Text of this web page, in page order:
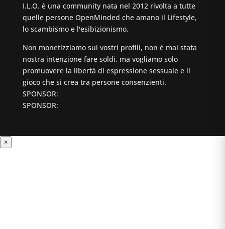
I.L.O. è una community nata nel 2012 rivolta a tutte
quelle persone OpenMinded che amano il Lifestyle,
lo scambismo e l'esibizionismo.
Non monetizziamo sui vostri profili, non è mai stata
nostra intenzione fare soldi, ma vogliamo solo
promuovere la libertà di espressione sessuale e il
gioco che si crea tra persone consenzienti.
SPONSOR:
SPONSOR:
×